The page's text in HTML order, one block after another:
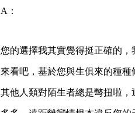
A：
您的選擇我其實覺得挺正確的
來看吧，基於您與生俱來的種
其他人類對陌生者總是彆扭啦